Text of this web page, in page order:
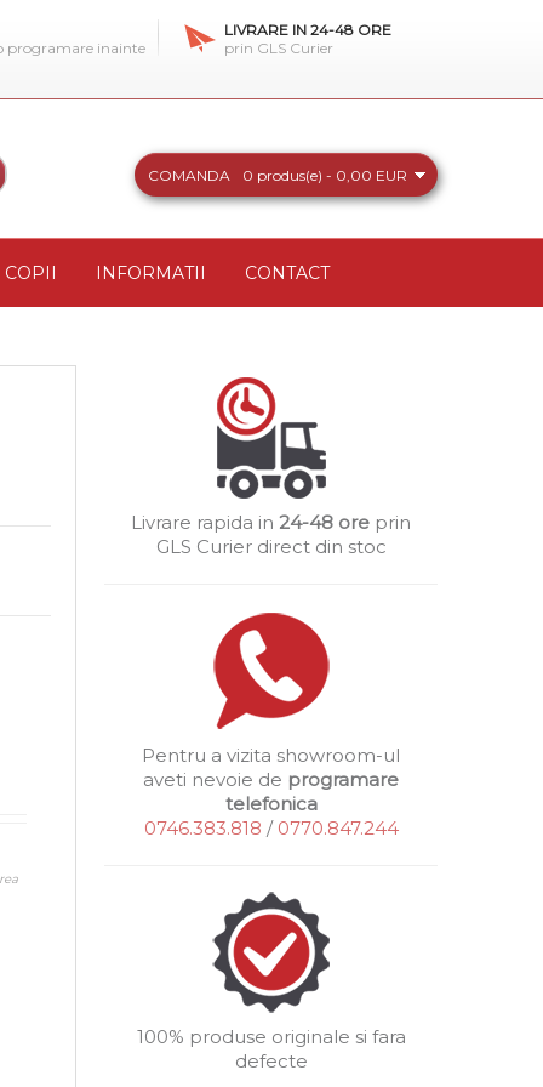
programare inainte
LIVRARE IN 24-48 ORE
prin GLS Curier
COMANDA 0 produs(e) - 0,00 EUR
COPII INFORMATII CONTACT
Livrare rapida in 24-48 ore prin
GLS Curier direct din stoc
Pentru a vizita showroom-ul
aveti nevoie de programare
telefonica
0746.383.818 / 0770.847.244
100% produse originale si fara
defecte